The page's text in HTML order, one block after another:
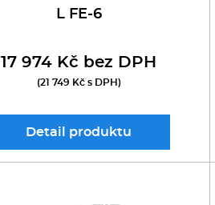
L FE-6
17 974 Kč bez DPH
(21 749 Kč s DPH)
Detail produktu